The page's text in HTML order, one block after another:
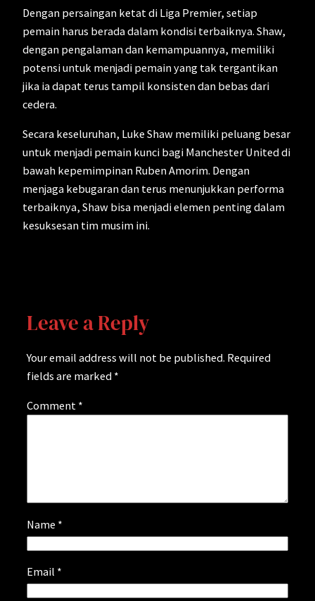
Dengan persaingan ketat di Liga Premier, setiap
pemain harus berada dalam kondisi terbaiknya. Shaw,
dengan pengalaman dan kemampuannya, memiliki
potensi untuk menjadi pemain yang tak tergantikan
jika ia dapat terus tampil konsisten dan bebas dari
cedera.
Secara keseluruhan, Luke Shaw memiliki peluang besar
untuk menjadi pemain kunci bagi Manchester United di
bawah kepemimpinan Ruben Amorim. Dengan
menjaga kebugaran dan terus menunjukkan performa
terbaiknya, Shaw bisa menjadi elemen penting dalam
kesuksesan tim musim ini.
Leave a Reply
Your email address will not be published. Required
fields are marked *
Comment *
Name *
Email *